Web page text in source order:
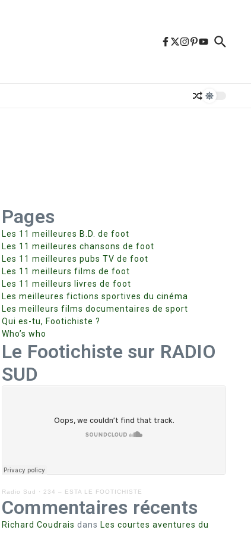
Pages
Les 11 meilleures B.D. de foot
Les 11 meilleures chansons de foot
Les 11 meilleures pubs TV de foot
Les 11 meilleurs films de foot
Les 11 meilleurs livres de foot
Les meilleures fictions sportives du cinéma
Les meilleurs films documentaires de sport
Qui es-tu, Footichiste ?
Who’s who
Le Footichiste sur RADIO
SUD
Radio Sud · 234 – ESTA LE FOOTICHISTE
Commentaires récents
Richard Coudrais dans Les courtes aventures du